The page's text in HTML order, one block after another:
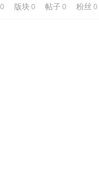
0 版块 0 帖子 0 粉丝 0